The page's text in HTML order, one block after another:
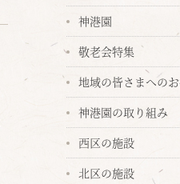
神港園
敬老会特集
地域の皆さまへの
神港園の取り組み
西区の施設
北区の施設